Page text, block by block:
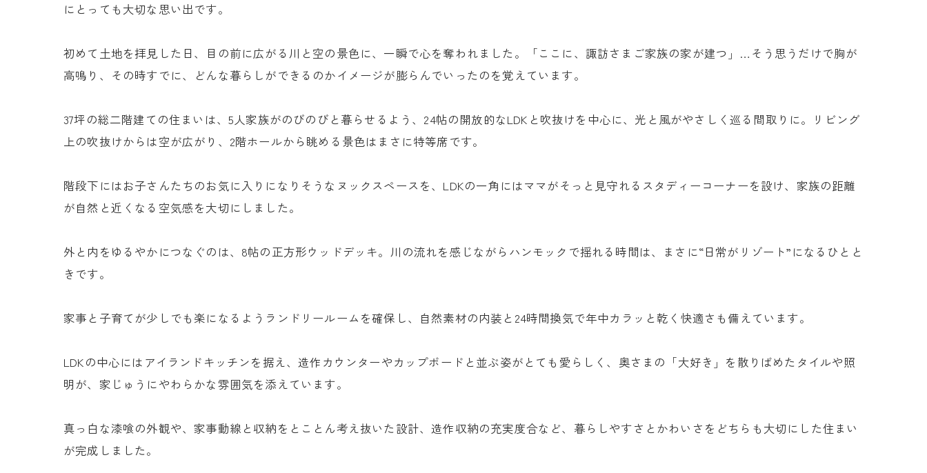
にとっても大切な思い出です。
初めて土地を拝見した日、目の前に広がる川と空の景色に、一瞬で心を奪われました。「ここに、諏訪さまご家族の家が建つ」…そう思うだけで胸が
高鳴り、その時すでに、どんな暮らしができるのかイメージが膨らんでいったのを覚えています。
37坪の総二階建ての住まいは、5人家族がのびのびと暮らせるよう、24帖の開放的なLDKと吹抜けを中心に、光と風がやさしく巡る間取りに。リビング
上の吹抜けからは空が広がり、2階ホールから眺める景色はまさに特等席です。
階段下にはお子さんたちのお気に入りになりそうなヌックスペースを、LDKの一角にはママがそっと見守れるスタディーコーナーを設け、家族の距離
が自然と近くなる空気感を大切にしました。
外と内をゆるやかにつなぐのは、8帖の正方形ウッドデッキ。川の流れを感じながらハンモックで揺れる時間は、まさに“日常がリゾート”になるひとと
きです。
家事と子育てが少しでも楽になるようランドリールームを確保し、自然素材の内装と24時間換気で年中カラッと乾く快適さも備えています。
LDKの中心にはアイランドキッチンを据え、造作カウンターやカップボードと並ぶ姿がとても愛らしく、奥さまの「大好き」を散りばめたタイルや照
明が、家じゅうにやわらかな雰囲気を添えています。
真っ白な漆喰の外観や、家事動線と収納をとことん考え抜いた設計、造作収納の充実度合など、暮らしやすさとかわいさをどちらも大切にした住まい
が完成しました。